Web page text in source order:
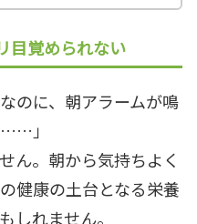
目覚められない
のに、朝アラームが鳴
」
ん。朝から気持ちよく
健康の土台となる栄養
しれません。